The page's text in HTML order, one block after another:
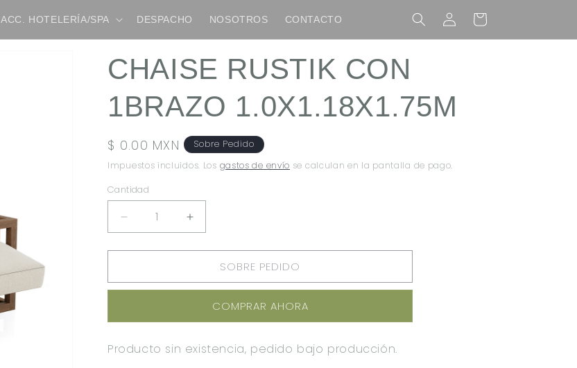
ACC. HOTELERÍA/SPA DESPACHO NOSOTROS CONTACTO
Iniciar
sesión
Carrito
CHAISE RUSTIK CON
1BRAZO 1.0X1.18X1.75M
Precio
habitual
$ 0.00 MXN
Sobre Pedido
Impuestos incluidos. Los gastos de envío se calculan en la pantalla de pago.
Cantidad
REDUCIR
CANTIDAD
PARA
RUSTIK
1.0X1.18X1.75M
AUMENTAR
CANTIDAD
PARA
CHAISE
RUSTIK
1BRAZO
1.0X1.18X1.75M
SOBRE PEDIDO
COMPRAR AHORA
Producto sin existencia, pedido bajo producción.